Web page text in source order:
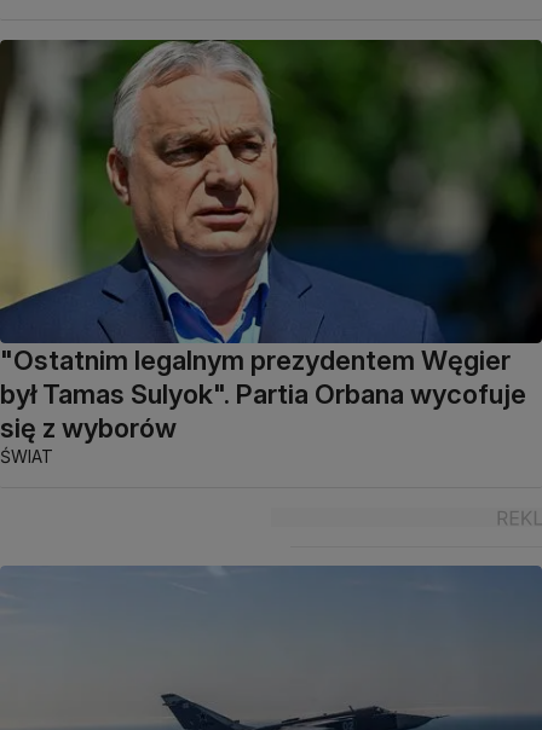
"Ostatnim legalnym prezydentem Węgier
był Tamas Sulyok". Partia Orbana wycofuje
się z wyborów
ŚWIAT